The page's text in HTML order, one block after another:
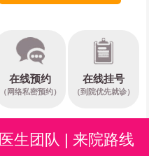
在线预约
（网络私密预约）
在线挂号
（到院优先就诊）
医生团队 | 来院路线